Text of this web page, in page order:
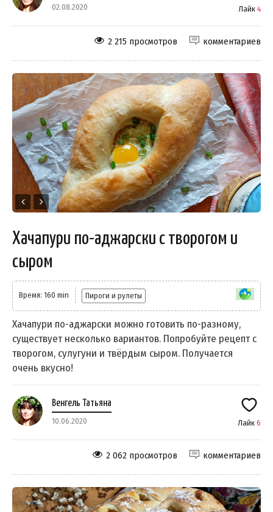
02.08.2020 Лайк 4
комментариев
2 215 просмотров
Хачапури по-аджарски с творогом и
сыром
Время: 160 min Пироги и рулеты
Хачапури по-аджарски можно готовить по-разному,
существует несколько вариантов. Попробуйте рецепт с
творогом, сулугуни и твёрдым сыром. Получается
очень вкусно!
Венгель Татьяна
10.06.2020 Лайк 6
комментариев
2 062 просмотров